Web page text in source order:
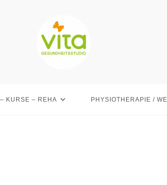
KURSE – REHA PHYSIOTHERAPIE /